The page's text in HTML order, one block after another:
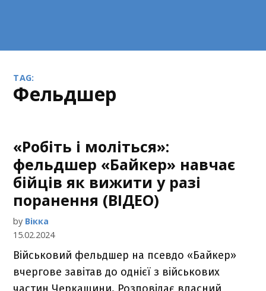
TAG:
фельдшер
«Робіть і моліться»:
фельдшер «Байкер» навчає
бійців як вижити у разі
поранення (ВІДЕО)
by Вікка
15.02.2024
Військовий фельдшер на псевдо «Байкер»
вчергове завітав до однієї з військових